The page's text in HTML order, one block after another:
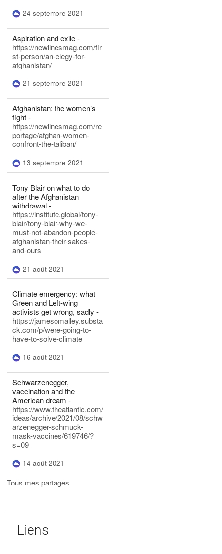
24 septembre 2021
Aspiration and exile -
https://newlinesmag.com/fir
st-person/an-elegy-for-
afghanistan/
21 septembre 2021
Afghanistan: the women’s
fight -
https://newlinesmag.com/re
portage/afghan-women-
confront-the-taliban/
13 septembre 2021
Tony Blair on what to do
after the Afghanistan
withdrawal -
https://institute.global/tony-
blair/tony-blair-why-we-
must-not-abandon-people-
afghanistan-their-sakes-
and-ours
21 août 2021
Climate emergency: what
Green and Left-wing
activists get wrong, sadly -
https://jamesomalley.substa
ck.com/p/were-going-to-
have-to-solve-climate
16 août 2021
Schwarzenegger,
vaccination and the
American dream -
https://www.theatlantic.com/
ideas/archive/2021/08/schw
arzenegger-schmuck-
mask-vaccines/619746/?
s=09
14 août 2021
Tous mes partages
Liens